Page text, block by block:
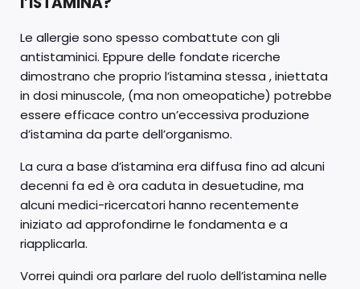
Le allergie sono spesso combattute con gli
antistaminici. Eppure delle fondate ricerche
dimostrano che proprio l’istamina stessa , iniettata
in dosi minuscole, (ma non omeopatiche) potrebbe
essere efficace contro un’eccessiva produzione
d’istamina da parte dell’organismo.
La cura a base d’istamina era diffusa fino ad alcuni
decenni fa ed è ora caduta in desuetudine, ma
alcuni medici-ricercatori hanno recentemente
iniziato ad approfondirne le fondamenta e a
riapplicarla.
Vorrei quindi ora parlare del ruolo dell’istamina nelle